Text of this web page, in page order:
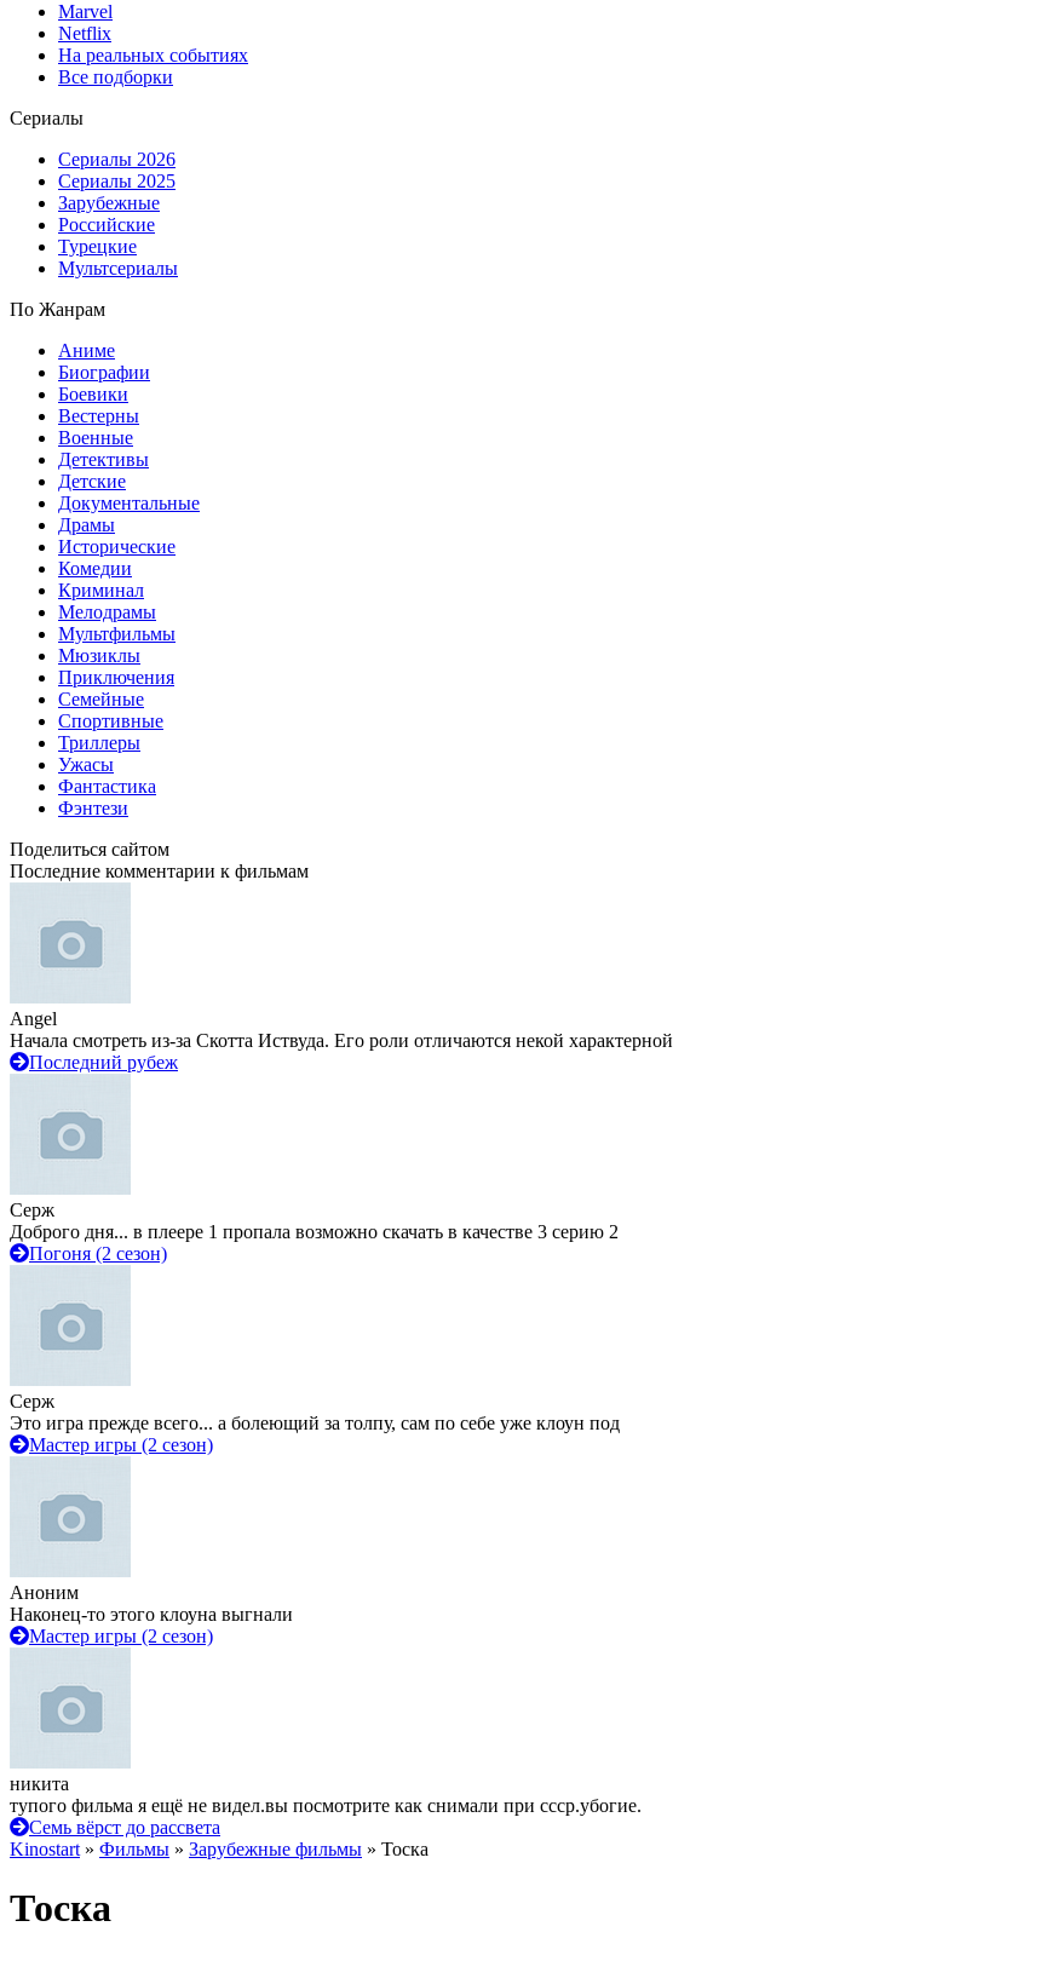
Marvel
Netflix
На реальных событиях
Все подборки
Сериалы
Сериалы 2026
Сериалы 2025
Зарубежные
Российские
Турецкие
Мультсериалы
По Жанрам
Аниме
Биографии
Боевики
Вестерны
Военные
Детективы
Детские
Документальные
Драмы
Исторические
Комедии
Криминал
Мелодрамы
Мультфильмы
Мюзиклы
Приключения
Семейные
Спортивные
Триллеры
Ужасы
Фантастика
Фэнтези
Поделиться сайтом
Последние комментарии к фильмам
Angel
Начала смотреть из-за Скотта Иствуда. Его роли отличаются некой характерной
Последний рубеж
Серж
Доброго дня... в плеере 1 пропала возможно скачать в качестве 3 серию 2
Погоня (2 сезон)
Серж
Это игра прежде всего... а болеющий за толпу, сам по себе уже клоун под
Мастер игры (2 сезон)
Аноним
Наконец-то этого клоуна выгнали
Мастер игры (2 сезон)
никита
тупого фильма я ещё не видел.вы посмотрите как снимали при ссср.убогие.
Семь вёрст до рассвета
Kinostart » Фильмы » Зарубежные фильмы » Тоска
Тоска